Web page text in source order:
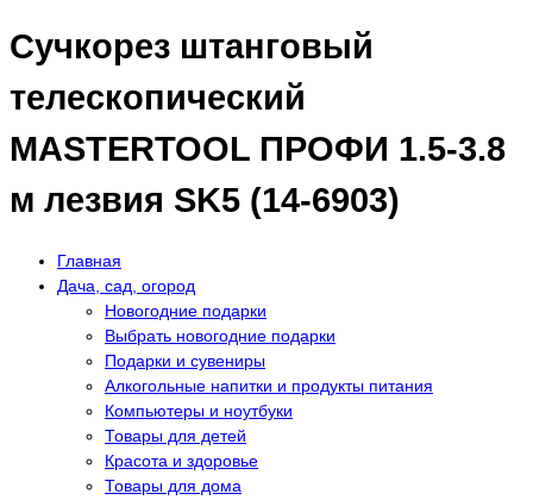
Сучкорез штанговый
телескопический
MASTERTOOL ПРОФИ 1.5-3.8
м лезвия SK5 (14-6903)
Главная
Дача, сад, огород
Новогодние подарки
Выбрать новогодние подарки
Подарки и сувениры
Алкогольные напитки и продукты питания
Компьютеры и ноутбуки
Товары для детей
Красота и здоровье
Товары для дома